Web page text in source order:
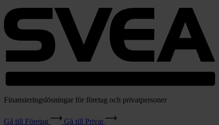
Finansieringslösningar för företag och privatpersoner
Gå till Företag
Gå till Privat